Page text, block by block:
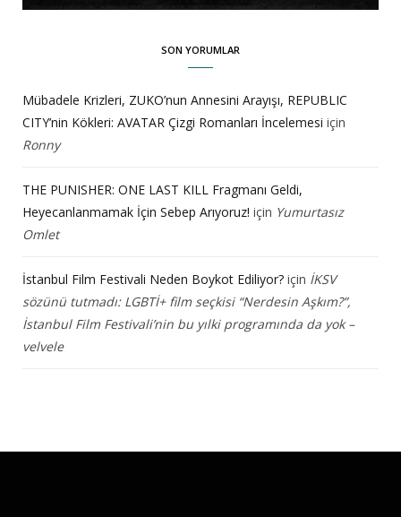
SON YORUMLAR
Mübadele Krizleri, ZUKO’nun Annesini Arayışı, REPUBLIC
CITY’nin Kökleri: AVATAR Çizgi Romanları İncelemesi için
Ronny
THE PUNISHER: ONE LAST KILL Fragmanı Geldi,
Heyecanlanmamak İçin Sebep Arıyoruz! için Yumurtasız
Omlet
İstanbul Film Festivali Neden Boykot Ediliyor? için İKSV
sözünü tutmadı: LGBTİ+ film seçkisi “Nerdesin Aşkım?”,
İstanbul Film Festivali’nin bu yılki programında da yok –
velvele